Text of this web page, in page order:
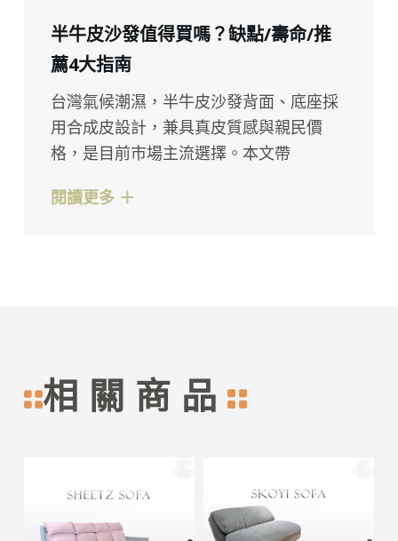
半牛皮沙發值得買嗎？缺點/壽命/推
薦4大指南
台灣氣候潮濕，半牛皮沙發背面、底座採
用合成皮設計，兼具真皮質感與親民價
格，是目前市場主流選擇。本文帶
閱讀更多 ＋
相關商品